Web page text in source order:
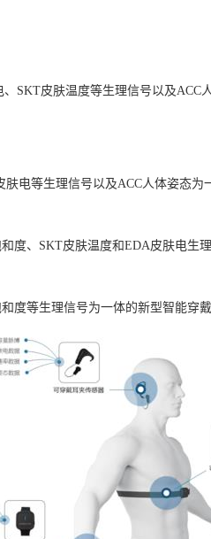
SKT皮肤温度等生理信号以及
肤电等生理信号以及ACC人体姿态为
度、SKT皮肤温度和EDA皮肤电生
度等生理信号为一体的新型智能穿